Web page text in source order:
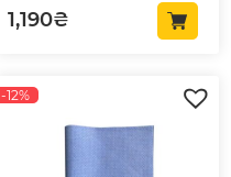
1,190₴
-12%